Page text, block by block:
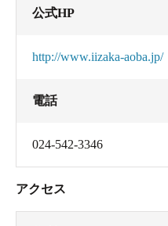
公式HP
http://www.iizaka-aoba.jp/
電話
024-542-3346
アクセス